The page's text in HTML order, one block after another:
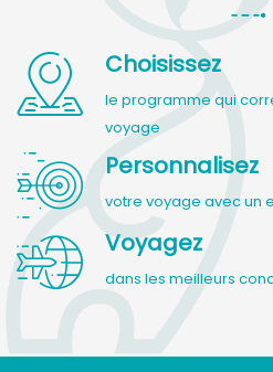
Choisissez
le programme qui
voyage
Personnalisez
votre voyage avec un
Voyagez
dans les meilleurs